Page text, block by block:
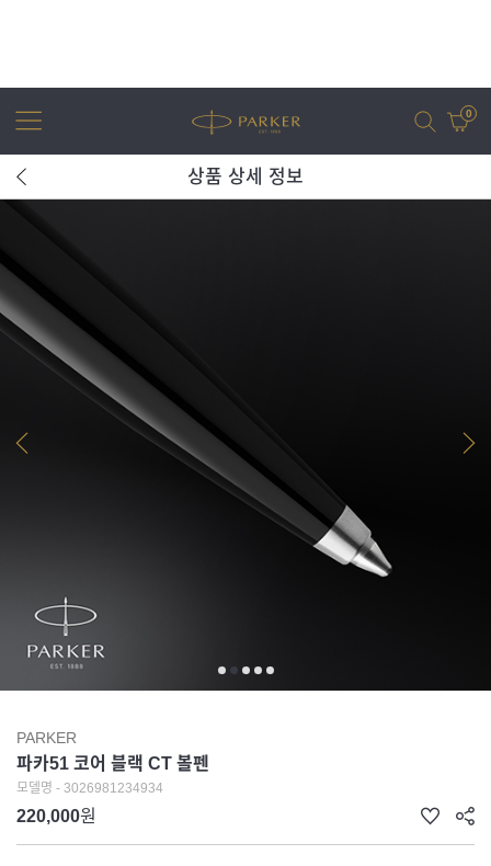
0
상품 상세 정보
PARKER
파카51 코어 블랙 CT 볼펜
모델명 - 3026981234934
220,000원